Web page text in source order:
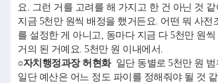
요. 그런 거를 고려를 해 가지고 한 건 아닌 것
지금 5천만 원씩 배정을 했거든요. 어떤 뭐 사전
를 설정한 게 아니고, 동마다 지금 다 5천만 원씩
거의 된 거예요. 5천만 원 이내에서.
○자치행정과장 허현화일단 동별로 5천만 원 범
일단 예산은 어느 정도 파이를 정해줘야 될 것